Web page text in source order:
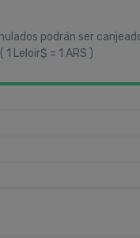
podrán ser
Leloir$ = 1 ARS )